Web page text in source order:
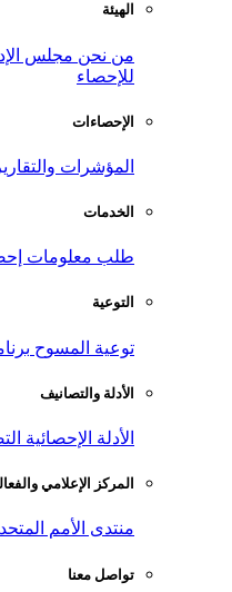
الهيئة
من نحن مجلس
للإحصاء
الإحصاءات
المؤشرات
الخدمات
طلب معلومات
التوعية
توعية المسوح
الأدلة والتصانيف
الأدلة الإحصائية
المركز الإعلامي
منتدى الأمم
تواصل معنا